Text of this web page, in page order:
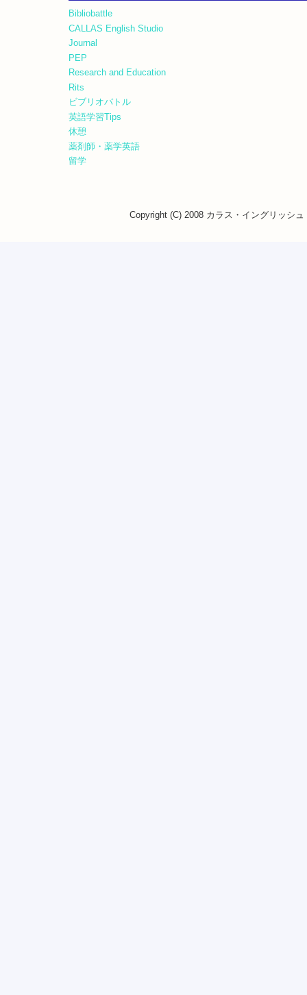
Bibliobattle
CALLAS English Studio
Journal
PEP
Research and Education
Rits
ビブリオバトル
英語学習Tips
休憩
薬剤師・薬学英語
留学
Copyright (C) 2008 カラス・イングリッシ